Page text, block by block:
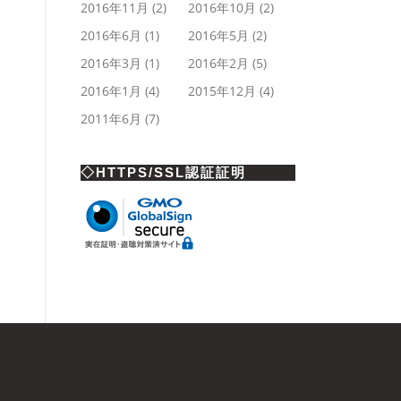
2016年11月 (2) 2016年10月 (2)
2016年6月 (1) 2016年5月 (2)
2016年3月 (1) 2016年2月 (5)
2016年1月 (4) 2015年12月 (4)
2011年6月 (7)
◇HTTPS/SSL認証証明